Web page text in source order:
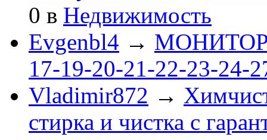
0 в Недвижимость
Evgenbl4 → МОНИТОРЫ
17-19-20-21-22-23-24-
Vladimir872 →
стирка и чистка с